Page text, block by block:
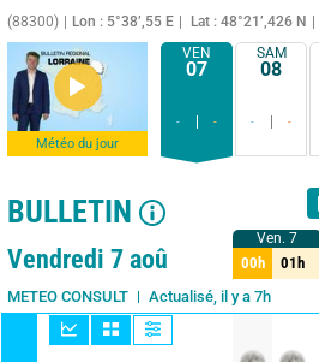
(88300) Lon : 5°38’,55 E Lat : 48°21’,426 N
Météo du jour
VEN
07
- -
SAM
08
- -
BULLETIN
Live 1 jour 3 jours 15 jours
Vendredi 7 aoû
METEO CONSULT Actualisé, il y a 7h
Mise à jour imminente
Ven. 7
00h 01h
Ven. 7
00h 01h